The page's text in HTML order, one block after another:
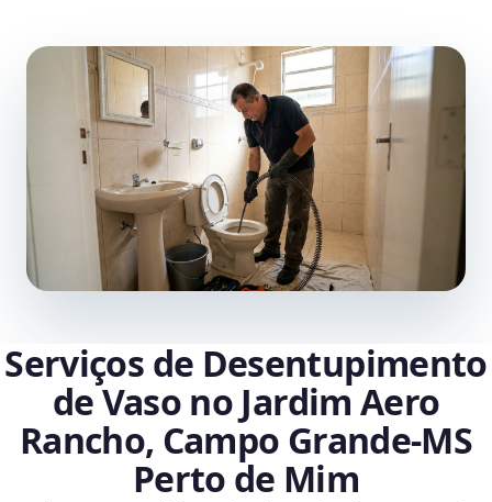
Serviços de Desentupimento
de Vaso no Jardim Aero
Rancho, Campo Grande‑MS
Perto de Mim